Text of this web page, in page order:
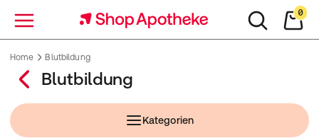
Menü
0
Home Blutbildung
Blutbildung
Kategorien